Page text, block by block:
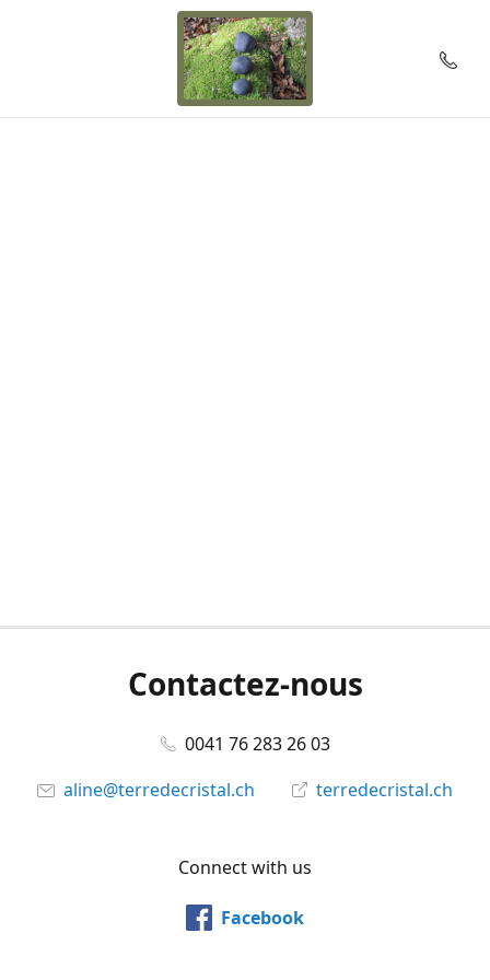
Contactez-nous
0041 76 283 26 03
aline@terredecristal.ch
terredecristal.ch
Connect with us
Facebook